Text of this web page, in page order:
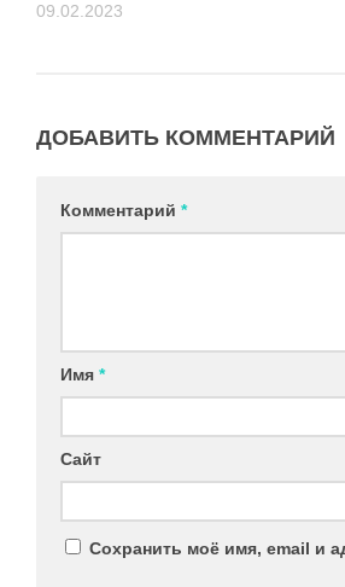
09.02.2023
ДОБАВИТЬ КОММЕНТАРИЙ
Комментарий *
Имя *
Сайт
Сохранить моё имя, email и